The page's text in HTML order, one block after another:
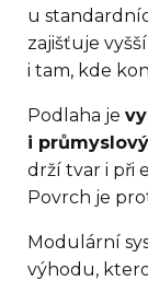
u
zajišťuje
i tam, kde
Podlaha je
i
drží tvar i při
Povrch je
Modulární
výhodu,